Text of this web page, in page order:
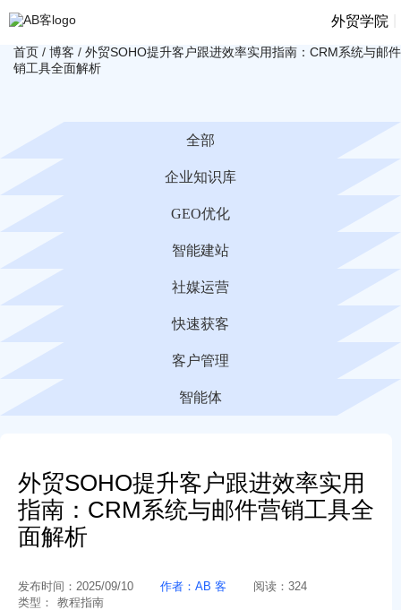
外贸学院
首页 / 博客 / 外贸SOHO提升客户跟进效率实用指南：CRM系统与邮
销工具全面解析
全部
企业知识库
GEO优化
智能建站
社媒运营
快速获客
客户管理
智能体
外贸SOHO提升客户跟进效率实用
指南：CRM系统与邮件营销工具全
面解析
发布时间： 2025/09/10 作者： AB 客 阅读： 324
类型：
教程指南